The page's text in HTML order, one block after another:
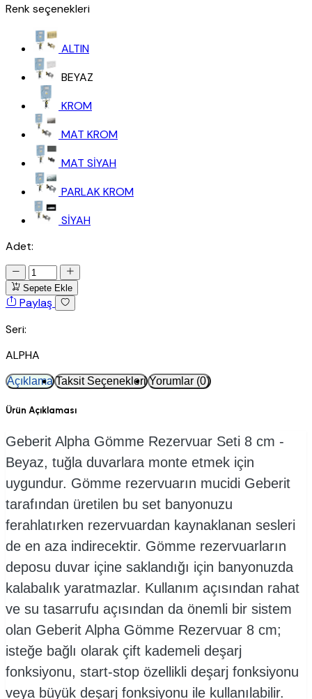
Renk seçenekleri
ALTIN
BEYAZ
KROM
MAT KROM
MAT SİYAH
PARLAK KROM
SİYAH
Adet:
Sepete Ekle
Paylaş
Seri:
ALPHA
Açıklama Taksit Seçenekleri Yorumlar (0)
Ürün Açıklaması
Geberit Alpha Gömme Rezervuar Seti 8 cm -
Beyaz, tuğla duvarlara monte etmek için
uygundur. Gömme rezervuarın mucidi Geberit
tarafından üretilen bu set banyonuzu
ferahlatırken rezervuardan kaynaklanan sesleri
de en aza indirecektir. Gömme rezervuarların
deposu duvar içine saklandığı için banyonuzda
kalabalık yaratmazlar. Kullanım açısından rahat
ve su tasarrufu açısından da önemli bir sistem
olan Geberit Alpha Gömme Rezervuar 8 cm;
isteğe bağlı olarak çift kademeli deşarj
fonksiyonu, start-stop özellikli deşarj fonksiyonu
veya büyük deşarj fonksiyonu ile kullanılabilir.